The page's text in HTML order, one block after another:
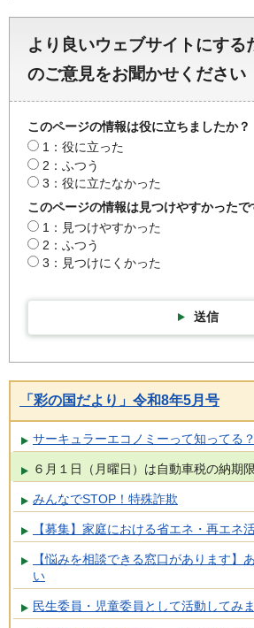
より良いウェブサイトにする
のご意見をお聞かせください
このページの情報は役に立ちましたか？
1：役に立った
2：ふつう
3：役に立たなかった
このページの情報は見つけやすかったで
1：見つけやすかった
2：ふつう
3：見つけにくかった
送信
「彩の国だより」令和8年5月号
サーキュラーエコノミーって知ってる？
６月１日（月曜日）は自動車税の納期
みんなでSTOP！特殊詐欺
【募集】家庭における省エネ・再エネ
【悩みを相談できる窓口があります】
い
民生委員・児童委員として活動してみ